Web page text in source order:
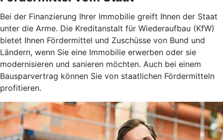
Bei der Finanzierung Ihrer Immobilie greift Ihnen der Staat
unter die Arme. Die Kreditanstalt für Wiederaufbau (KfW)
bietet Ihnen Fördermittel und Zuschüsse von Bund und
Ländern, wenn Sie eine Immobilie erwerben oder sie
modernisieren und sanieren möchten. Auch bei einem
Bausparvertrag können Sie von staatlichen Fördermitteln
profitieren.